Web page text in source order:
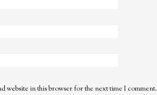
website in this browser for the next time I comment.